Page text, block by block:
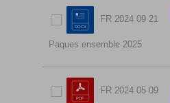
FR 2024 09 21
Paques ensemble 2025
FR 2024 05 09